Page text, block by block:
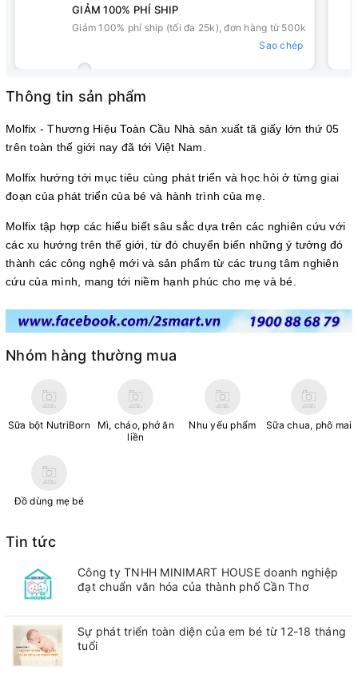
GIẢM 100% PHÍ SHIP
Giảm 100% phí ship (tối đa 25k), đơn hàng từ 500k
Sao chép
Thông tin sản phẩm
Molfix - Thương Hiệu Toàn Cầu Nhà sản xuất tã giấy lớn thứ 05
trên toàn thế giới nay đã tới Việt Nam.
Molfix hướng tới mục tiêu cùng phát triển và học hỏi ở từng giai
đoạn của phát triển của bé và hành trình của mẹ.
Molfix tập hợp các hiểu biết sâu sắc dựa trên các nghiên cứu với
các xu hướng trên thế giới, từ đó chuyển biến những ý tưởng đó
thành các công nghệ mới và sản phẩm từ các trung tâm nghiên
cứu của mình, mang tới niềm hạnh phúc cho mẹ và bé.
Nhóm hàng thường mua
Sữa bột NutriBorn
Mì, cháo, phở ăn
liền
Nhu yếu phẩm Sữa chua, phô mai
Đồ dùng mẹ bé
Tin tức
Công ty TNHH MINIMART HOUSE doanh nghiệp
đạt chuẩn văn hóa của thành phố Cần Thơ
Sự phát triển toàn diện của em bé từ 12-18 tháng
tuổi